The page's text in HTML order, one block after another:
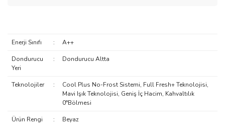
Enerji Sınıfı : A++
Dondurucu
Yeri
: Dondurucu Altta
Teknolojiler :
Cool Plus No-Frost Sistemi, Full Fresh+ Teknolojisi,
Mavi Işık Teknolojisi, Geniş İç Hacim, Kahvaltılık
0°Bölmesi
Ürün Rengi : Beyaz